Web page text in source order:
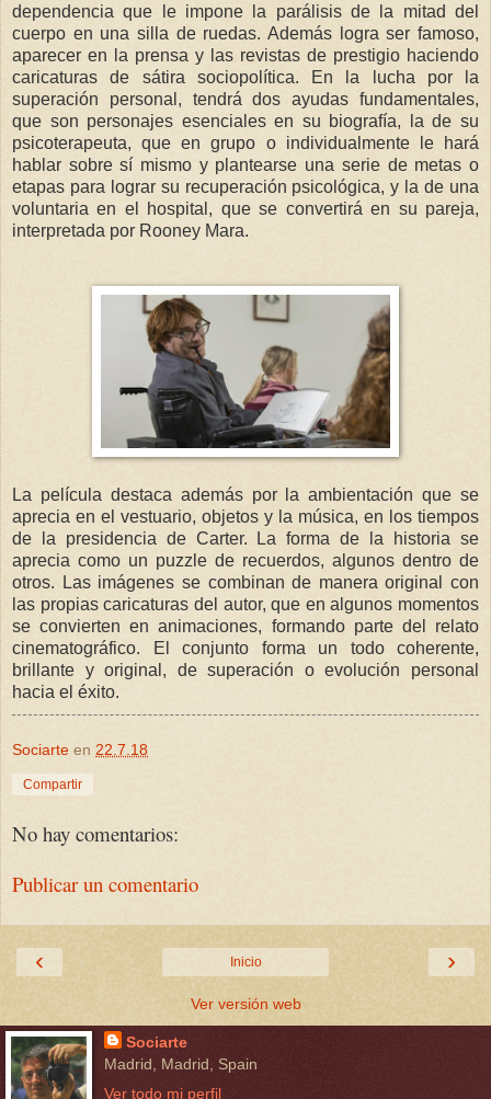
dependencia que le impone la parálisis de la mitad del
cuerpo en una silla de ruedas. Además logra ser famoso,
aparecer en la prensa y las revistas de prestigio haciendo
caricaturas de sátira sociopolítica. En la lucha por la
superación personal, tendrá dos ayudas fundamentales,
que son personajes esenciales en su biografía, la de su
psicoterapeuta, que en grupo o individualmente le hará
hablar sobre sí mismo y plantearse una serie de metas o
etapas para lograr su recuperación psicológica, y la de una
voluntaria en el hospital, que se convertirá en su pareja,
interpretada por Rooney Mara.
La película destaca además por la ambientación que se
aprecia en el vestuario, objetos y la música, en los tiempos
de la presidencia de Carter. La forma de la historia se
aprecia como un puzzle de recuerdos, algunos dentro de
otros. Las imágenes se combinan de manera original con
las propias caricaturas del autor, que en algunos momentos
se convierten en animaciones, formando parte del relato
cinematográfico. El conjunto forma un todo coherente,
brillante y original, de superación o evolución personal
hacia el éxito.
Sociarte en 22.7.18
Compartir
No hay comentarios:
Publicar un comentario
‹ ›
Inicio
Ver versión web
Sociarte
Madrid, Madrid, Spain
Ver todo mi perfil